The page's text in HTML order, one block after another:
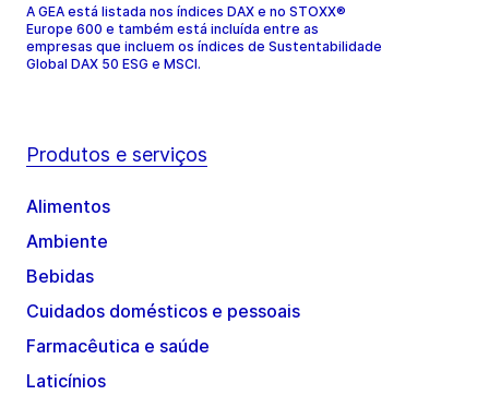
A GEA está listada nos índices DAX e no STOXX®
Europe 600 e também está incluída entre as
empresas que incluem os índices de Sustentabilidade
Global DAX 50 ESG e MSCI.
Produtos e serviços
Alimentos
Ambiente
Bebidas
Cuidados domésticos e pessoais
Farmacêutica e saúde
Laticínios